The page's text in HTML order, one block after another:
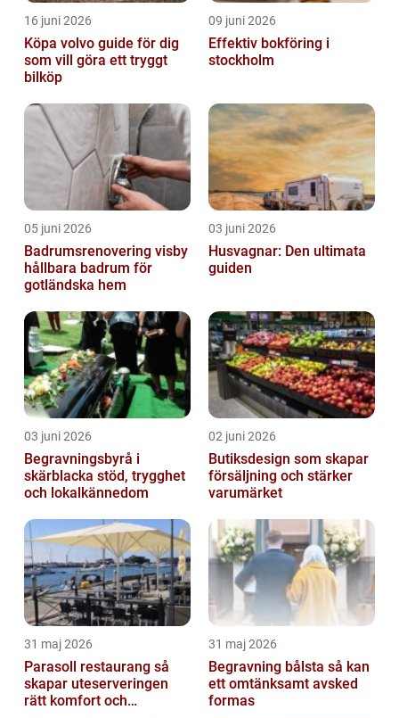
16 juni 2026
Köpa volvo guide för dig
som vill göra ett tryggt
bilköp
09 juni 2026
Effektiv bokföring i
stockholm
05 juni 2026
Badrumsrenovering visby
hållbara badrum för
gotländska hem
03 juni 2026
Husvagnar: Den ultimata
guiden
03 juni 2026
Begravningsbyrå i
skärblacka stöd, trygghet
och lokalkännedom
02 juni 2026
Butiksdesign som skapar
försäljning och stärker
varumärket
31 maj 2026
Parasoll restaurang så
skapar uteserveringen
rätt komfort och
31 maj 2026
Begravning bålsta så kan
ett omtänksamt avsked
formas